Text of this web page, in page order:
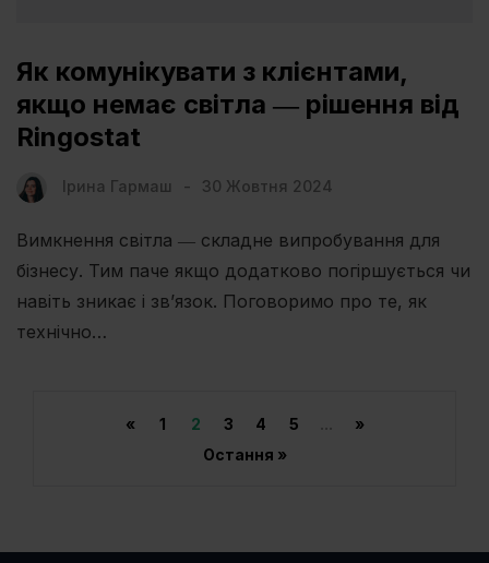
Як комунікувати з клієнтами,
якщо немає світла ― рішення від
Ringostat
Ірина Гармаш 30 Жовтня 2024
Вимкнення світла ― складне випробування для
бізнесу. Тим паче якщо додатково погіршується чи
навіть зникає і звʼязок. Поговоримо про те, як
технічно…
« 1 2 3 4 5
»
Остання »